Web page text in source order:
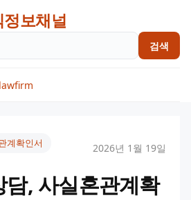
보채널
검색
lawfirm
계확인서 2026년 1월 19일
, 사실혼관계확